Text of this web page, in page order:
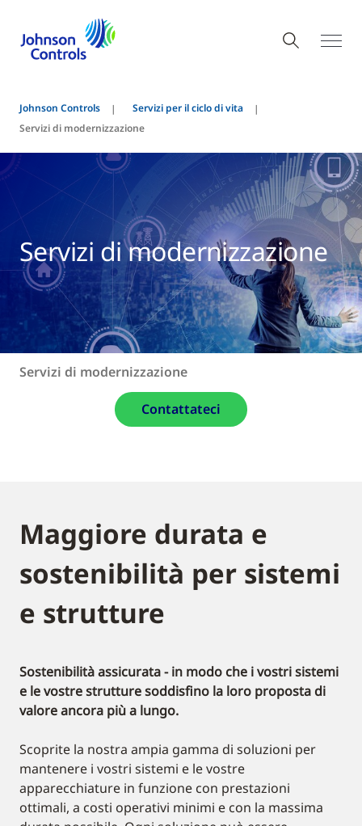
Johnson Controls
Servizi per il ciclo di vita
Servizi di modernizzazione
Servizi di modernizzazione
Servizi di modernizzazione
Contattateci
Maggiore durata e
sostenibilità per sistemi
e strutture
Sostenibilità assicurata - in modo che i vostri sistemi
e le vostre strutture soddisfino la loro proposta di
valore ancora più a lungo.
Scoprite la nostra ampia gamma di soluzioni per
mantenere i vostri sistemi e le vostre
apparecchiature in funzione con prestazioni
ottimali, a costi operativi minimi e con la massima